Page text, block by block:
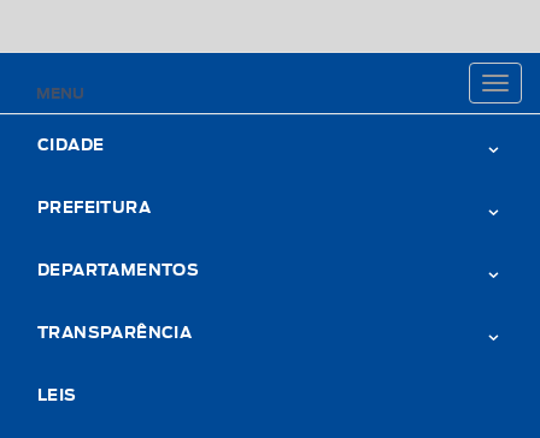
MENU
Toggle
CIDADE
PREFEITURA
DEPARTAMENTOS
TRANSPARÊNCIA
LEIS